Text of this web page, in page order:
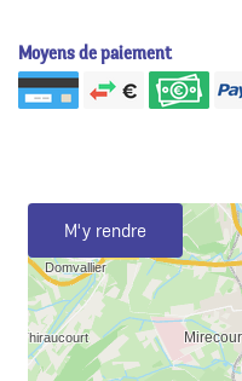
Moyens de paiement
M'y rendre